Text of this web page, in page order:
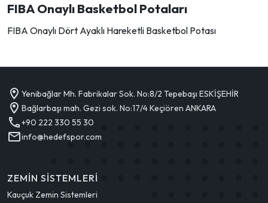
FIBA Onaylı Basketbol Potaları
FIBA Onaylı Dört Ayaklı Hareketli Basketbol Potası
Yenibağlar Mh. Fabrikalar Sok. No:8/2 Tepebaşı ESKİŞEHİR
Bağlarbaşı mah. Gezi sok. No:17/4 Keçiören ANKARA
+90 222 330 55 30
info@hedefspor.com
ZEMIN SISTEMLERI
Kauçuk Zemin Sistemleri